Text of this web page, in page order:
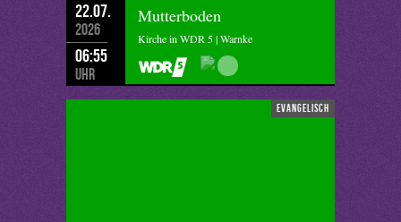
22.07.
2026
06:55
Uhr
Mutterboden
Kirche in WDR 5 | Warnke
evangelisch